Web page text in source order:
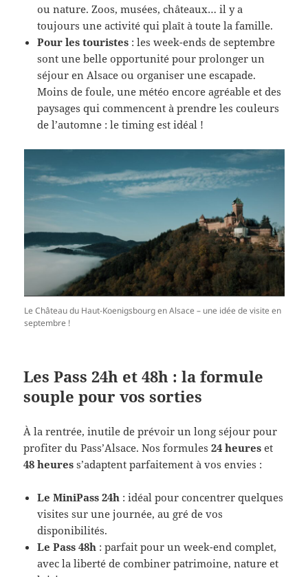
ou nature. Zoos, musées, châteaux… il y a
toujours une activité qui plaît à toute la famille.
Pour les touristes : les week-ends de septembre
sont une belle opportunité pour prolonger un
séjour en Alsace ou organiser une escapade.
Moins de foule, une météo encore agréable et des
paysages qui commencent à prendre les couleurs
de l’automne : le timing est idéal !
Le Château du Haut-Koenigsbourg en Alsace – une idée de visite en
septembre !
Les Pass 24h et 48h : la formule
souple pour vos sorties
À la rentrée, inutile de prévoir un long séjour pour
profiter du Pass’Alsace. Nos formules24 heures et
48 heures s’adaptent parfaitement à vos envies :
Le MiniPass 24h : idéal pour concentrer quelques
visites sur une journée, au gré de vos
disponibilités.
Le Pass 48h : parfait pour un week-end complet,
avec la liberté de combiner patrimoine, nature et